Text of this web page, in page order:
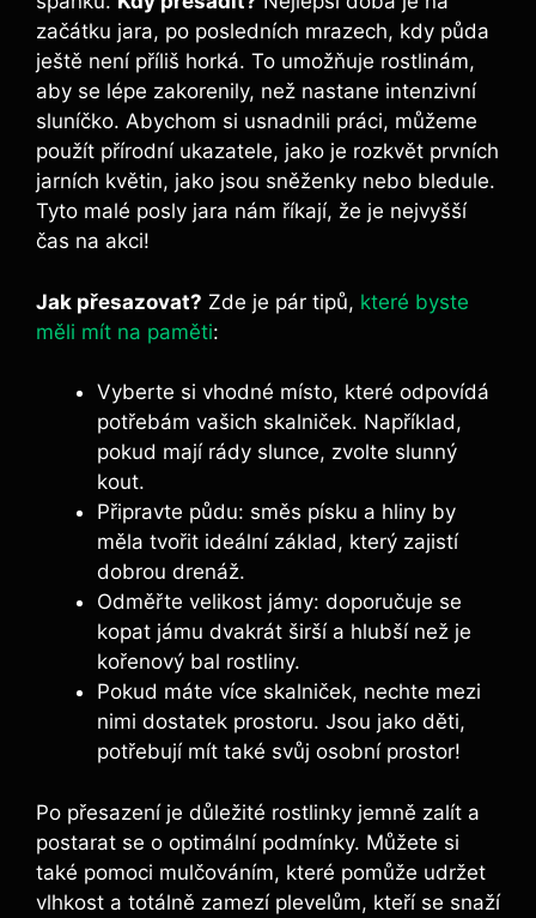
začátku jara, po posledních mrazech, kdy půda
ještě není příliš horká. To umožňuje rostlinám,
aby se lépe zakorenily, než nastane intenzivní
sluníčko. Abychom si usnadnili práci, můžeme
použít přírodní ukazatele, jako je rozkvět prvních
jarních květin, jako jsou sněženky nebo bledule.
Tyto malé posly jara nám říkají, že je nejvyšší
čas na akci!
Jak přesazovat? Zde je pár tipů, které byste
měli mít na paměti:
Vyberte si vhodné místo, které odpovídá
potřebám vašich skalniček. Například,
pokud mají rády slunce, zvolte slunný
kout.
Připravte půdu: směs písku a hliny by
měla tvořit ideální základ, který zajistí
dobrou drenáž.
Odměřte velikost jámy: doporučuje se
kopat jámu dvakrát širší a hlubší než je
kořenový bal rostliny.
Pokud máte více skalniček, nechte mezi
nimi dostatek prostoru. Jsou jako děti,
potřebují mít také svůj osobní prostor!
Po přesazení je důležité rostlinky jemně zalít a
postarat se o optimální podmínky. Můžete si
také pomoci mulčováním, které pomůže udržet
vlhkost a totálně zamezí plevelům, kteří se snaží